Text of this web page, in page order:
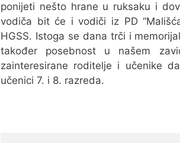
ponijeti nešto hrane u ruksaku i
vodiča bit će i vodiči iz PD
HGSS. Istoga se dana trči i
također posebnost u našem
zainteresirane roditelje i učenike
učenici 7. i 8. razreda.